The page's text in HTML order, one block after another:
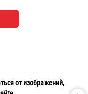
от изображений,